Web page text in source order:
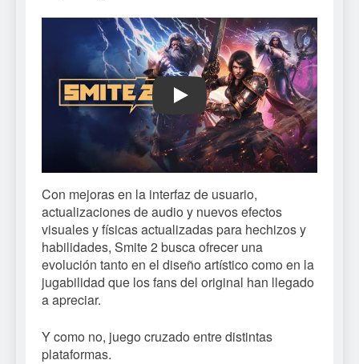
Play
Con mejoras en la interfaz de usuario,
actualizaciones de audio y nuevos efectos
visuales y físicas actualizadas para hechizos y
habilidades, Smite 2 busca ofrecer una
evolución tanto en el diseño artístico como en la
jugabilidad que los fans del original han llegado
a apreciar.
Y como no, juego cruzado entre distintas
plataformas.